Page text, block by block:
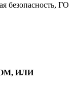
безопасность, ГО
ИЛИ